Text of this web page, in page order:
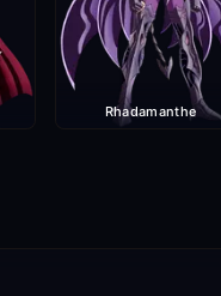
Rhadamanthe